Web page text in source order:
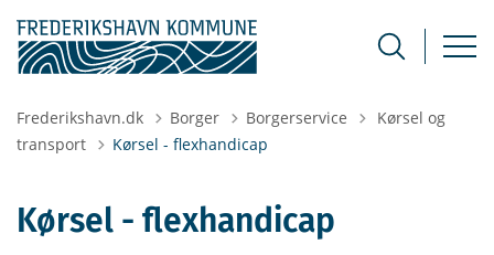
Frederikshavn.dk Borger Borgerservice Tilbage til
Kørsel og
transport
Kørsel - flexhandicap
Kørsel - flexhandicap